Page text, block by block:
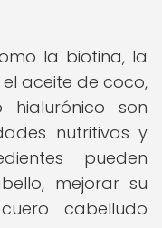
la biotina, la
aceite de coco,
son
nutritivas y
pueden
mejorar su
cabelludo